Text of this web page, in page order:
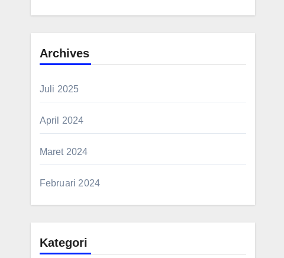
Archives
Juli 2025
April 2024
Maret 2024
Februari 2024
Kategori